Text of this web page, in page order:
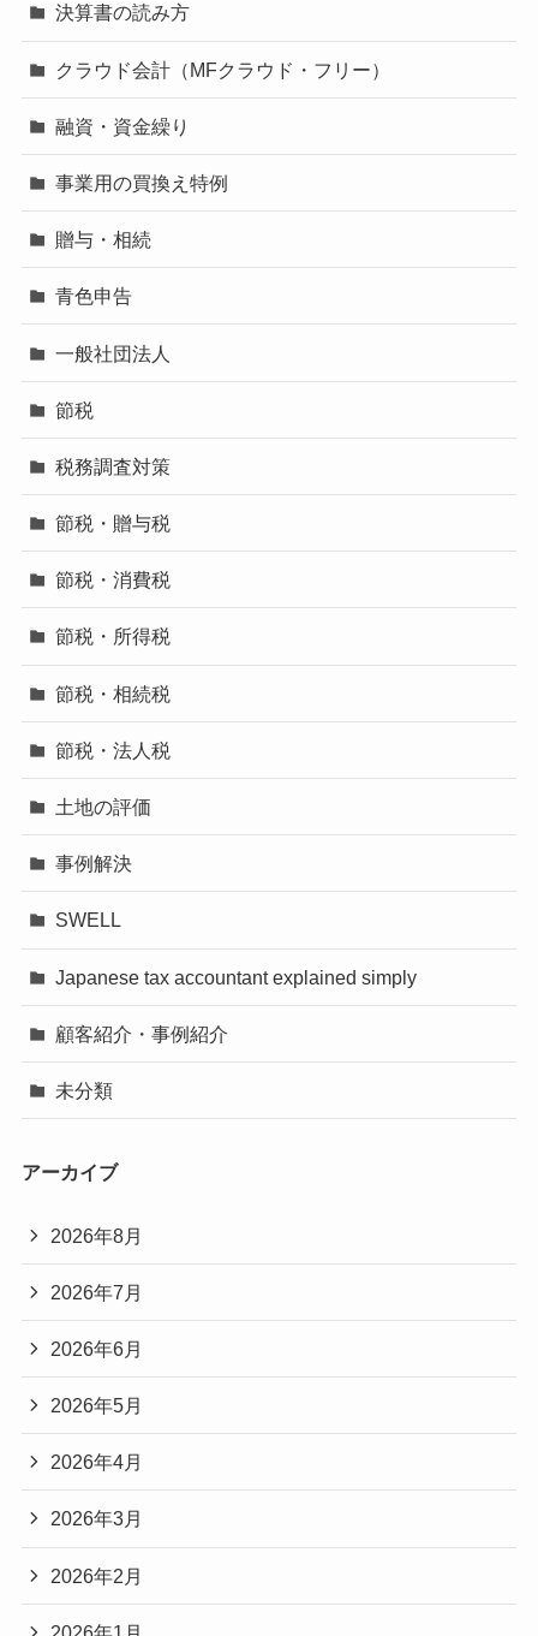
決算書の読み方
クラウド会計（MFクラウド・フリー）
融資・資金繰り
事業用の買換え特例
贈与・相続
青色申告
一般社団法人
節税
税務調査対策
節税・贈与税
節税・消費税
節税・所得税
節税・相続税
節税・法人税
土地の評価
事例解決
SWELL
Japanese tax accountant explained simply
顧客紹介・事例紹介
未分類
アーカイブ
2026年8月
2026年7月
2026年6月
2026年5月
2026年4月
2026年3月
2026年2月